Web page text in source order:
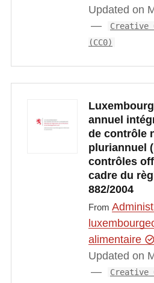
Updated on
Creative
(CC0)
annuel
de contrôle
pluriannuel
contrôles
cadre du
882/2004
From
alimentaire
Updated on
Creative